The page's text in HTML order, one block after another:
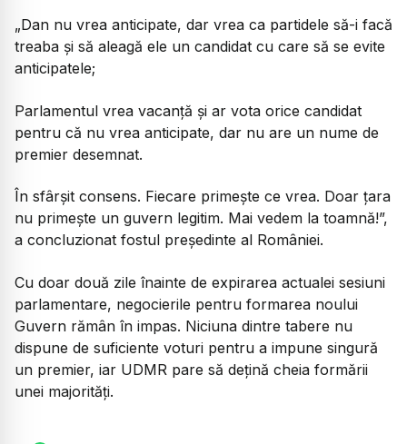
„Dan nu vrea anticipate, dar vrea ca partidele să-i facă
treaba şi să aleagă ele un candidat cu care să se evite
anticipatele;
Parlamentul vrea vacanţă şi ar vota orice candidat
pentru că nu vrea anticipate, dar nu are un nume de
premier desemnat.
În sfârşit consens. Fiecare primeşte ce vrea. Doar ţara
nu primeşte un guvern legitim. Mai vedem la toamnă!”,
a concluzionat fostul președinte al României.
Cu doar două zile înainte de expirarea actualei sesiuni
parlamentare, negocierile pentru formarea noului
Guvern rămân în impas. Niciuna dintre tabere nu
dispune de suficiente voturi pentru a impune singură
un premier, iar UDMR pare să dețină cheia formării
unei majorități.